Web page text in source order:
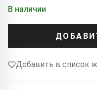
В наличии
Добавить в список